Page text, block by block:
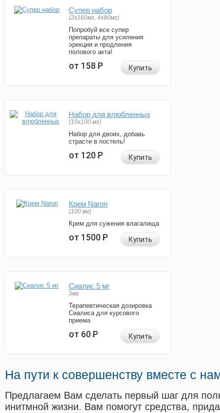
Супер набор
(2х160мг, 4х80мг)
Попробуй все супер
препараты для усиления
эрекции и продления
полового акта!
от 158Р Купить
Набор для влюбленных
(10х100 мг)
Набор для двоих, добавь
страсти в постель!
от 120Р Купить
Крем Naron
(100 мг)
Крем для сужения влагалища
от 1500Р Купить
Сиалис 5 мг
5мг
Терапевтическая дозировка
Сиалиса для курсового
приема
от 60Р Купить
На пути к совершенству вместе с
Предлагаем Вам сделать первый шаг для
инитмной жизни. Вам помогут средства,